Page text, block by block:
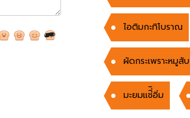
ไอติมกะทิโบราณ
ผัดกระเพราะหมูสับ
มะยมแช่ิ่ิอิ่ม